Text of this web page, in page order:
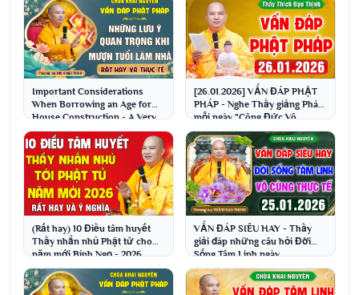
Important Considerations
When Borrowing an Age for
House Construction - A Very
Practical Question...
[26.01.2026] VẤN ĐÁP PHẬT
PHÁP - Nghe Thầy giảng Pháp
mỗi ngày "Công Đức Vô
Lượng - Gia Đạo Bình An"
(Rất hay) 10 Điều tâm huyết
Thầy nhắn nhủ Phật tử cho
năm mới Bính Ngọ - 2026
│Thầy Thích Đạo Thịnh
VẤN ĐÁP SIÊU HAY - Thầy
giải đáp những câu hỏi Đời
Sống Tâm Linh ngày
25.1.2026│Thầy Thích Đạo
Thịnh